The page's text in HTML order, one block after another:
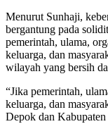
Menurut Sunhaji,
bergantung pada
pemerintah, ulama,
keluarga, dan
wilayah yang bersih
“Jika pemerintah,
keluarga, dan
Depok dan